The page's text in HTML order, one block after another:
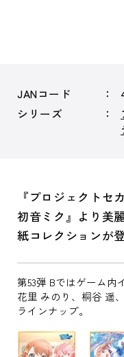
JANコード
シリーズ
『プロジェクト
初音ミク』より美
紙コレクションが
第53弾 Bではゲーム内
花里 みのり、桐谷 遥
ラインナップ。